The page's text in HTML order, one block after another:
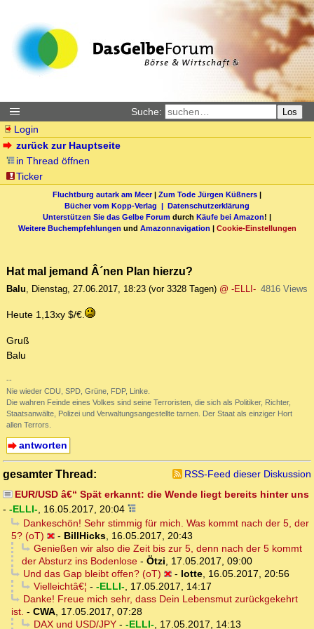
Suche: Los
Login
zurück zur Hauptseite
in Thread öffnen
Ticker
Fluchtburg autark am Meer| Zum Tode Jürgen Küßners |
Bücher vom Kopp-Verlag | Datenschutzerklärung
Unterstützen Sie das Gelbe Forum durch Käufe bei Amazon! |
Weitere Buchempfehlungen und Amazonnavigation | Cookie-Einstellungen
Hat mal jemand Â´nen Plan hierzu?
Balu, Dienstag, 27.06.2017, 18:23 (vor 3328 Tagen) @ -ELLI- 4816 Views
Heute 1,13xy $/€.
Gruß
Balu
--
Nie wieder CDU, SPD, Grüne, FDP, Linke.
Die wahren Feinde eines Volkes sind seine Terroristen, die sich als Politiker, Richter,
Staatsanwälte, Polizei und Verwaltungsangestellte tarnen. Der Staat als einziger Hort
allen Terrors.
antworten
gesamter Thread:
RSS-Feed dieser Diskussion
EUR/USD â€“ Spät erkannt: die Wende liegt bereits hinter uns
- -ELLI-, 16.05.2017, 20:04
Dankeschön! Sehr stimmig für mich. Was kommt nach der 5, der
5? (oT)
- BillHicks, 16.05.2017, 20:43
Genießen wir also die Zeit bis zur 5, denn nach der 5 kommt
der Absturz ins Bodenlose - Ötzi, 17.05.2017, 09:00
Und das Gap bleibt offen? (oT)
- lotte, 16.05.2017, 20:56
Vielleichtâ€¦ - -ELLI-, 17.05.2017, 14:17
Danke! Freue mich sehr, dass Dein Lebensmut zurückgekehrt
ist. - CWA, 17.05.2017, 07:28
DAX und USD/JPY- -ELLI-, 17.05.2017, 14:13